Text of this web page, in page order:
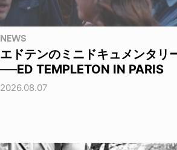
NEWS
エドテンのミニドキュメンタリ
──ED TEMPLETON IN PARIS
2026.08.07